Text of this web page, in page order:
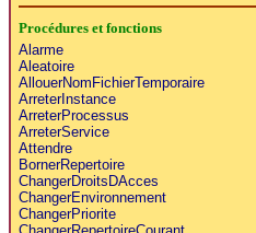
Procédures et fonctions
Alarme
Aleatoire
AllouerNomFichierTemporaire
ArreterInstance
ArreterProcessus
ArreterService
Attendre
BornerRepertoire
ChangerDroitsDAcces
ChangerEnvironnement
ChangerPriorite